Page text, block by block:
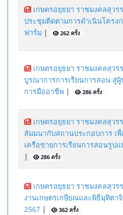
เกษตรอยุธยา ราชมงคลสุว
ประชุมติดตามการดำเนินโครง
ฟาร์ม | 262 ครั้ง
เกษตรอยุธยา ราชมงคลสุว
บูรณาการการเรียนการสอน สู่ผู้
การมืออาชีพ | 286 ครั้ง
เกษตรอยุธยา ราชมงคลสุว
สัมมนากับสถานประกอบการ เพื่
เครือข่ายการเรียนการสอนรูปแ
|
286 ครั้ง
เกษตรอยุธยา ราชมงคลสุว
งานเกษตรเกษียณและพิธีมุทิตา
2567 | 362 ครั้ง